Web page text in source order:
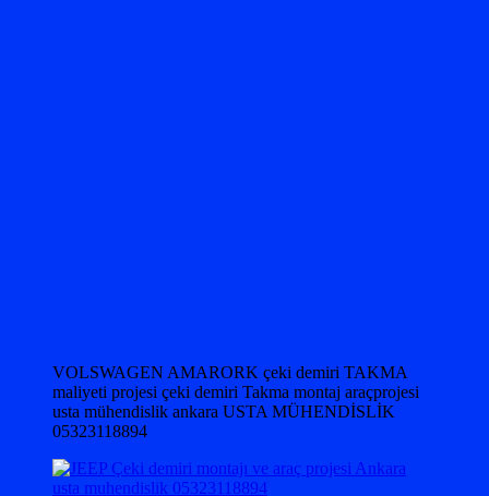
VOLSWAGEN AMARORK çeki demiri TAKMA
maliyeti projesi çeki demiri Takma montaj araçprojesi
usta mühendislik ankara USTA MÜHENDİSLİK
05323118894